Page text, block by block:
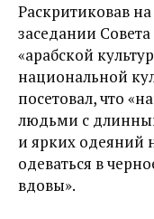
Раскритиковав
заседании
«арабской
национальной
посетовал, что
людьми с
и ярких одеяний
одеваться в
вдовы».